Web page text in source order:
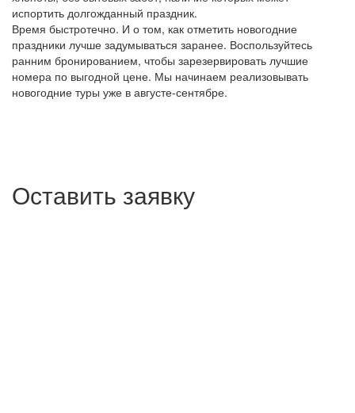
испортить долгожданный праздник.
Время быстротечно. И о том, как отметить новогодние
праздники лучше задумываться заранее. Воспользуйтесь
ранним бронированием, чтобы зарезервировать лучшие
номера по выгодной цене. Мы начинаем реализовывать
новогодние туры уже в августе-сентябре.
Оставить заявку